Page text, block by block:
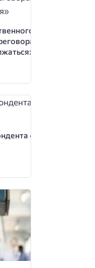
«Голоса